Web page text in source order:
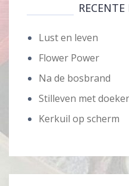
Lust en leven
Flower Power
Na de bosbrand
Stilleven met
Kerkuil op scherm